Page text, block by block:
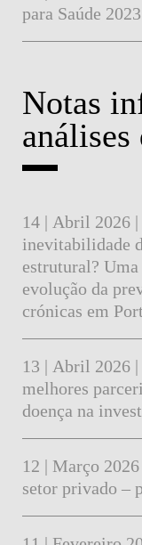
para Saúde 2023
Notas
análises
14 | Abril 2026
inevitabilidade
estrutural?
evolução da
crónicas em
13 | Abril 2026
melhores
doença na
12 | Março
setor privado –